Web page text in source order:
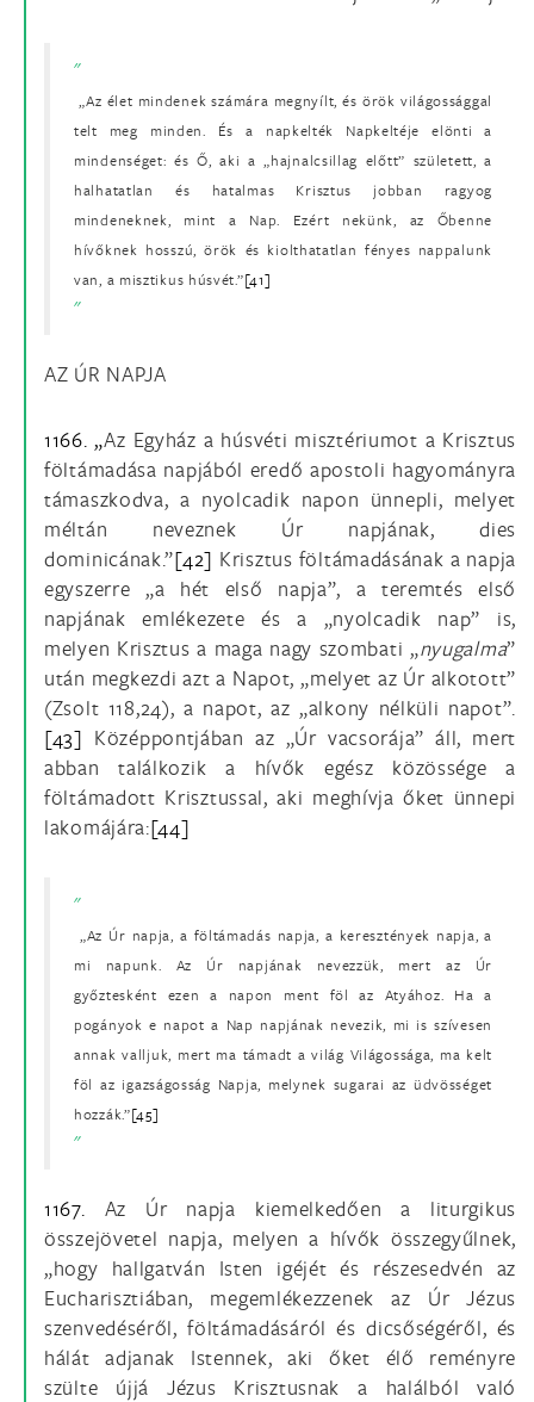
„Az élet mindenek számára megnyílt, és örök világossággal
telt meg minden. És a napkelték Napkeltéje elönti a
mindenséget: és Ő, aki a „hajnalcsillag előtt” született, a
halhatatlan és hatalmas Krisztus jobban ragyog
mindeneknek, mint a Nap. Ezért nekünk, az Őbenne
hívőknek hosszú, örök és kiolthatatlan fényes nappalunk
van, a misztikus húsvét.”[41]
AZ ÚR NAPJA
1166. „Az Egyház a húsvéti misztériumot a Krisztus
föltámadása napjából eredő apostoli hagyományra
támaszkodva, a nyolcadik napon ünnepli, melyet
méltán neveznek Úr napjának, dies
dominicának.”[42] Krisztus föltámadásának a napja
egyszerre „a hét első napja”, a teremtés első
napjának emlékezete és a „nyolcadik nap” is,
melyen Krisztus a maga nagy szombati „nyugalma”
után megkezdi azt a Napot, „melyet az Úr alkotott”
(Zsolt 118,24), a napot, az „alkony nélküli napot”.
[43] Középpontjában az „Úr vacsorája” áll, mert
abban találkozik a hívők egész közössége a
föltámadott Krisztussal, aki meghívja őket ünnepi
lakomájára:[44]
„Az Úr napja, a föltámadás napja, a keresztények napja, a
mi napunk. Az Úr napjának nevezzük, mert az Úr
győztesként ezen a napon ment föl az Atyához. Ha a
pogányok e napot a Nap napjának nevezik, mi is szívesen
annak valljuk, mert ma támadt a világ Világossága, ma kelt
föl az igazságosság Napja, melynek sugarai az üdvösséget
hozzák.”[45]
1167. Az Úr napja kiemelkedően a liturgikus
összejövetel napja, melyen a hívők összegyűlnek,
„hogy hallgatván Isten igéjét és részesedvén az
Eucharisztiában, megemlékezzenek az Úr Jézus
szenvedéséről, föltámadásáról és dicsőségéről, és
hálát adjanak Istennek, aki őket élő reményre
szülte újjá Jézus Krisztusnak a halálból való